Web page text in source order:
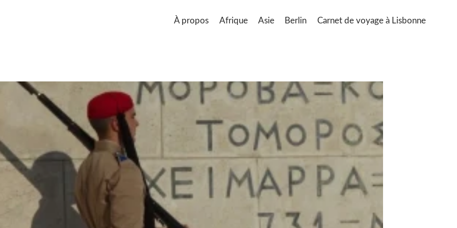
À propos Afrique Asie Berlin Carnet de voyage à Lisbonne